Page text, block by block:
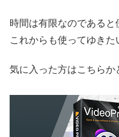
時間は有限なのであると
これからも使ってゆきた
気に入った方はこちらか